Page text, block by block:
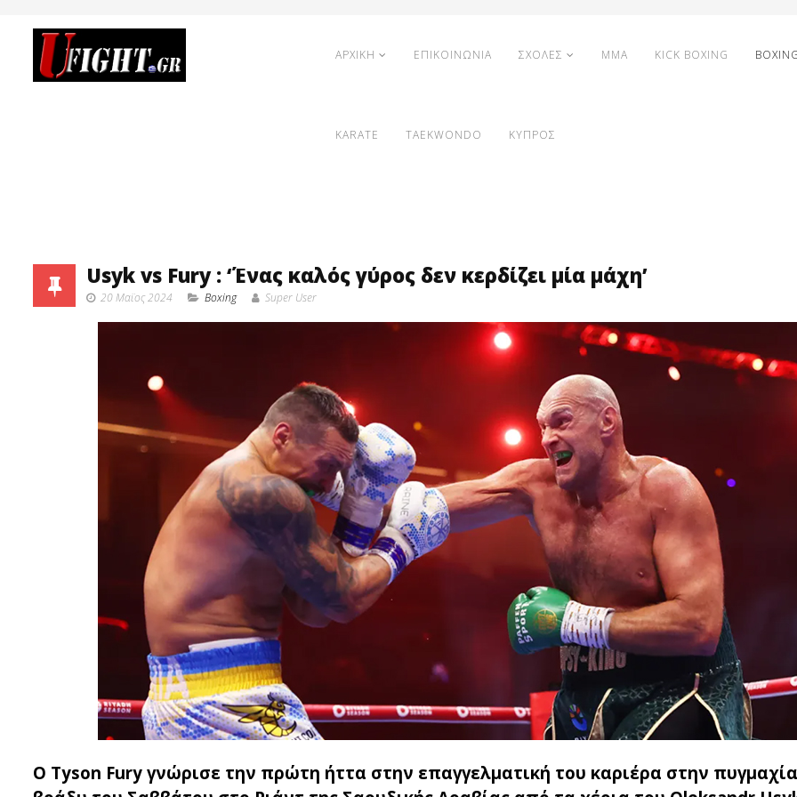
ΑΡΧΙΚΗ ΕΠΙΚΟΙΝΩΝΙΑ ΣΧΟΛΕΣ MMA KICK BOXING
KARATE TAEKWONDO ΚΥΠΡΟΣ
Usyk vs Fury : ‘Ένας καλός γύρος δεν κερδίζει μία μάχη’
20 Μαϊος 2024 Boxing Super User
Ο Tyson Fury γνώρισε την πρώτη ήττα στην επαγγελματική του καριέρα στην